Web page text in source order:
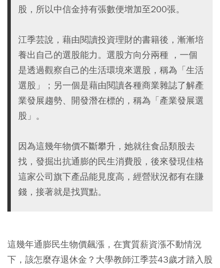
股，所以中信金持有張數便增加至200張。
江季芸說，藉由閱讀投資理財的書籍後，漸漸培
養出自己的選股能力。選股方向分兩種 ，一個
是透過觀察自己的生活環境來選股，稱為「生活
選股」；另一個是藉由閱讀各種商業雜誌了解產
業發展趨勢、開發潛在標的，稱為「產業發展選
股」。
因為這幾年物價不斷攀升，她就往食品類股去
找，發掘出抗通膨的民生消費股，後來發現佳格
這家公司旗下產品能見度高，經營狀況都有在賺
錢，接著就是找買點。
這幾年通膨民生物價飆漲，在實質薪資漲不動情況
下，該怎麼存退休金？大學教師江季芸43歲才踏入股